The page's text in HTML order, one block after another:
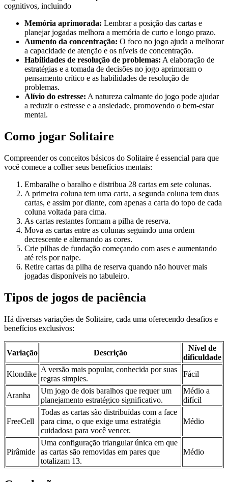
cognitivos, incluindo
Memória aprimorada: Lembrar a posição das cartas e
planejar jogadas melhora a memória de curto e longo prazo.
Aumento da concentração: O foco no jogo ajuda a melhorar
a capacidade de atenção e os níveis de concentração.
Habilidades de resolução de problemas: A elaboração de
estratégias e a tomada de decisões no jogo aprimoram o
pensamento crítico e as habilidades de resolução de
problemas.
Alívio do estresse: A natureza calmante do jogo pode ajudar
a reduzir o estresse e a ansiedade, promovendo o bem-estar
mental.
Como jogar Solitaire
Compreender os conceitos básicos do Solitaire é essencial para que
você comece a colher seus benefícios mentais:
Embaralhe o baralho e distribua 28 cartas em sete colunas.
A primeira coluna tem uma carta, a segunda coluna tem duas
cartas, e assim por diante, com apenas a carta do topo de cada
coluna voltada para cima.
As cartas restantes formam a pilha de reserva.
Mova as cartas entre as colunas seguindo uma ordem
decrescente e alternando as cores.
Crie pilhas de fundação começando com ases e aumentando
até reis por naipe.
Retire cartas da pilha de reserva quando não houver mais
jogadas disponíveis no tabuleiro.
Tipos de jogos de paciência
Há diversas variações de Solitaire, cada uma oferecendo desafios e
benefícios exclusivos:
Variação Descrição
Nível de
dificuldade
Klondike
A versão mais popular, conhecida por suas
regras simples.
Fácil
Aranha
Um jogo de dois baralhos que requer um
planejamento estratégico significativo.
Médio a
difícil
FreeCell
Todas as cartas são distribuídas com a face
para cima, o que exige uma estratégia
cuidadosa para você vencer.
Médio
Pirâmide
Uma configuração triangular única em que
as cartas são removidas em pares que
totalizam 13.
Médio